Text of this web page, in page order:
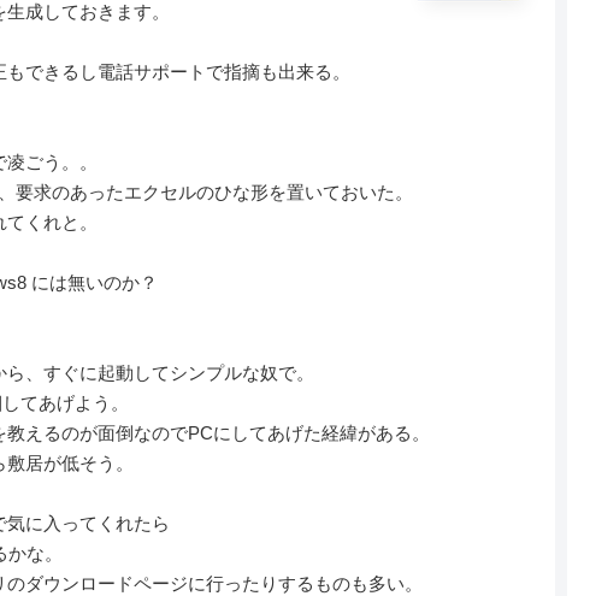
成しておきます。
できるし電話サポートで指摘も出来る。
ごう。。
求のあったエクセルのひな形を置いておいた。
くれと。
には無いのか？
、すぐに起動してシンプルな奴で。
てあげよう。
えるのが面倒なのでPCにしてあげた経緯がある。
居が低そう。
に入ってくれたら
な。
ダウンロードページに行ったりするものも多い。